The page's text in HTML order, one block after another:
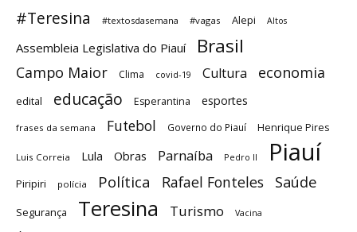
#Teresina #textosdasemana #vagas Alepi Altos
Assembleia Legislativa do Piauí Brasil
Campo Maior Clima covid-19 Cultura economia
edital educação Esperantina esportes
frases da semana Futebol Governo do Piauí Henrique Pires
Luis Correia Lula Obras Parnaíba Pedro II Piauí
Piripiri polícia Política Rafael Fonteles Saúde
Segurança Teresina Turismo Vacina